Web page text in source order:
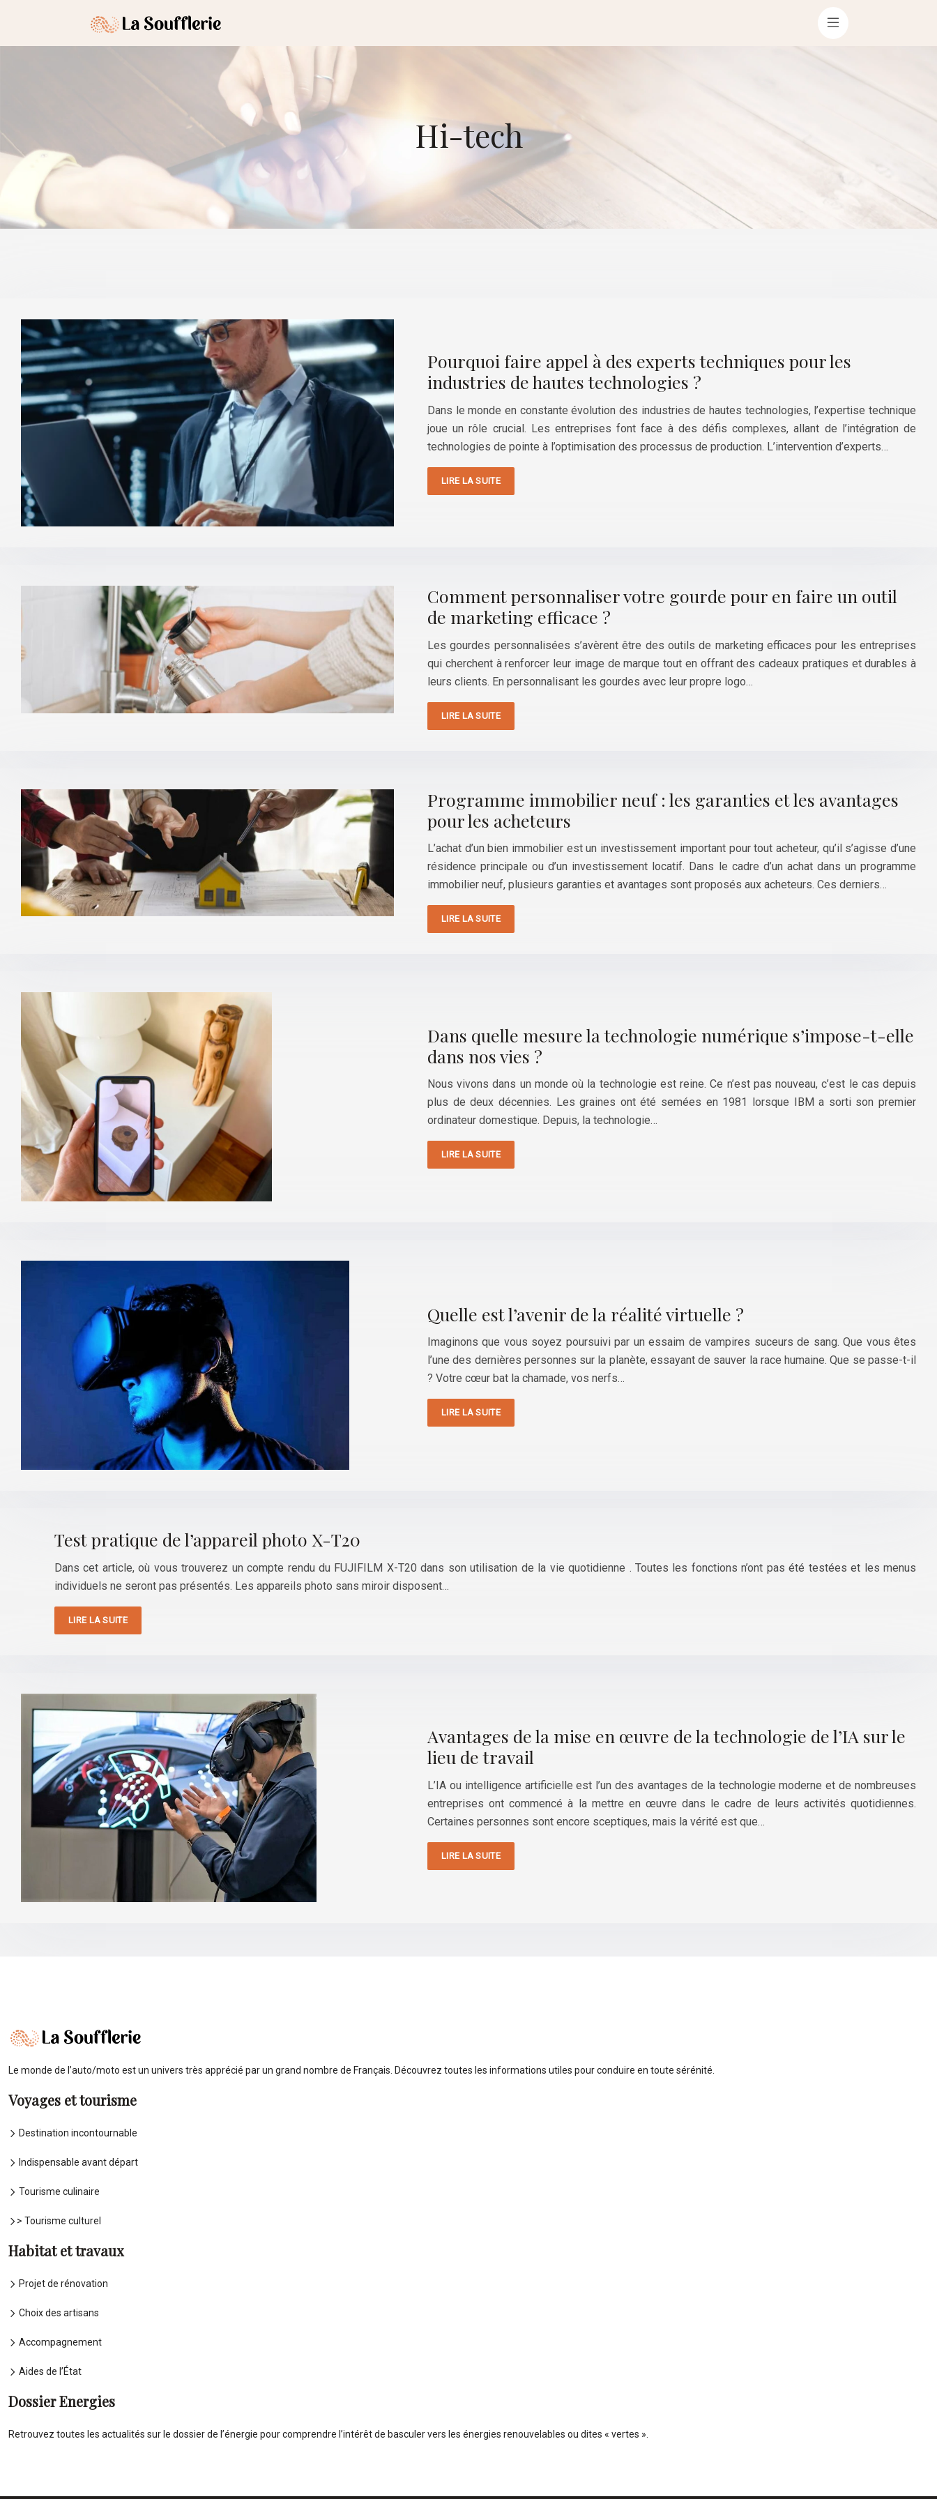
Hi-tech
Pourquoi faire appel à des experts techniques pour les
industries de hautes technologies ?
Dans le monde en constante évolution des industries de hautes technologies, l’expertise technique
joue un rôle crucial. Les entreprises font face à des défis complexes, allant de l’intégration de
technologies de pointe à l’optimisation des processus de production. L’intervention d’experts…
LIRE LA SUITE
Comment personnaliser votre gourde pour en faire un outil
de marketing efficace ?
Les gourdes personnalisées s’avèrent être des outils de marketing efficaces pour les entreprises
qui cherchent à renforcer leur image de marque tout en offrant des cadeaux pratiques et durables à
leurs clients. En personnalisant les gourdes avec leur propre logo…
LIRE LA SUITE
Programme immobilier neuf : les garanties et les avantages
pour les acheteurs
L’achat d’un bien immobilier est un investissement important pour tout acheteur, qu’il s’agisse d’une
résidence principale ou d’un investissement locatif. Dans le cadre d’un achat dans un programme
immobilier neuf, plusieurs garanties et avantages sont proposés aux acheteurs. Ces derniers…
LIRE LA SUITE
Dans quelle mesure la technologie numérique s’impose-t-elle
dans nos vies ?
Nous vivons dans un monde où la technologie est reine. Ce n’est pas nouveau, c’est le cas depuis
plus de deux décennies. Les graines ont été semées en 1981 lorsque IBM a sorti son premier
ordinateur domestique. Depuis, la technologie…
LIRE LA SUITE
Quelle est l’avenir de la réalité virtuelle ?
Imaginons que vous soyez poursuivi par un essaim de vampires suceurs de sang. Que vous êtes
l’une des dernières personnes sur la planète, essayant de sauver la race humaine. Que se passe-t-il
? Votre cœur bat la chamade, vos nerfs…
LIRE LA SUITE
Test pratique de l’appareil photo X-T20
Dans cet article, où vous trouverez un compte rendu du FUJIFILM X-T20 dans son utilisation de la vie quotidienne . Toutes les fonctions n’ont pas été testées et les menus
individuels ne seront pas présentés. Les appareils photo sans miroir disposent…
LIRE LA SUITE
Avantages de la mise en œuvre de la technologie de l’IA sur le
lieu de travail
L’IA ou intelligence artificielle est l’un des avantages de la technologie moderne et de nombreuses
entreprises ont commencé à la mettre en œuvre dans le cadre de leurs activités quotidiennes.
Certaines personnes sont encore sceptiques, mais la vérité est que…
LIRE LA SUITE
Le monde de l’auto/moto est un univers très apprécié par un grand nombre de Français. Découvrez toutes les informations utiles pour conduire en toute sérénité.
Voyages et tourisme
Destination incontournable
Indispensable avant départ
Tourisme culinaire
> Tourisme culturel
Habitat et travaux
Projet de rénovation
Choix des artisans
Accompagnement
Aides de l’État
Dossier Energies
Retrouvez toutes les actualités sur le dossier de l’énergie pour comprendre l’intérêt de basculer vers les énergies renouvelables ou dites « vertes ».